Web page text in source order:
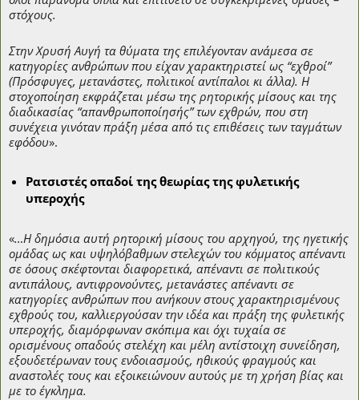
στόχους.
Στην Χρυσή Αυγή τα θύματα της επιλέγονταν ανάμεσα σε
κατηγορίες ανθρώπων που είχαν χαρακτηριστεί ως “εχθροί”
(Πρόσφυγες, μετανάστες, πολιτικοί αντίπαλοι κι άλλα). Η
στοχοποίηση εκφράζεται μέσω της ρητορικής μίσους και της
διαδικασίας “απανθρωποποίησής” των εχθρών, που στη
συνέχεια γινόταν πράξη μέσα από τις επιθέσεις των ταγμάτων
εφόδου».
Ρατσιστές οπαδοί της θεωρίας της φυλετικής
υπεροχής
«…Η δημόσια αυτή ρητορική μίσους του αρχηγού, της ηγετικής
ομάδας ως και υψηλόβαθμων στελεχών του κόμματος απέναντι
σε όσους σκέφτονται διαφορετικά, απέναντι σε πολιτικούς
αντιπάλους, αντιφρονούντες, μετανάστες απέναντι σε
κατηγορίες ανθρώπων που ανήκουν στους χαρακτηρισμένους
εχθρούς του, καλλιεργούσαν την ιδέα και πράξη της φυλετικής
υπεροχής, διαμόρφωναν σκόπιμα και όχι τυχαία σε
ορισμένους οπαδούς στελέχη και μέλη αντίστοιχη συνείδηση,
εξουδετέρωναν τους ενδοιασμούς, ηθικούς φραγμούς και
αναστολές τους και εξοικειώνουν αυτούς με τη χρήση βίας και
με το έγκλημα.